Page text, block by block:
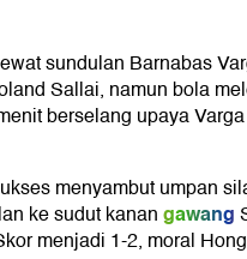
sundulan Barnabas
Sallai, namun bola
berselang upaya
menyambut umpan
ke sudut kanangawang
menjadi 1-2, moral